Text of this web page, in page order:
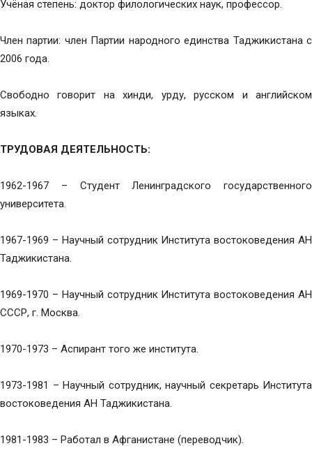
Учёная степень: доктор филологических наук, профессор.
Член партии: член Партии народного единства Таджикистана с
2006 года.
Свободно говорит на хинди, урду, русском и английском
языках.
ТРУДОВАЯ ДЕЯТЕЛЬНОСТЬ:
1962-1967 – Студент Ленинградского государственного
университета.
1967-1969 – Научный сотрудник Института востоковедения АН
Таджикистана.
1969-1970 – Научный сотрудник Института востоковедения АН
СССР, г. Москва.
1970-1973 – Аспирант того же института.
1973-1981 – Научный сотрудник, научный секретарь Института
востоковедения АН Таджикистана.
1981-1983 – Работал в Афганистане (переводчик).